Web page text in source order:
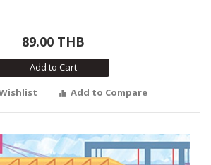
89.00 THB
Add to Cart
Add to Compare